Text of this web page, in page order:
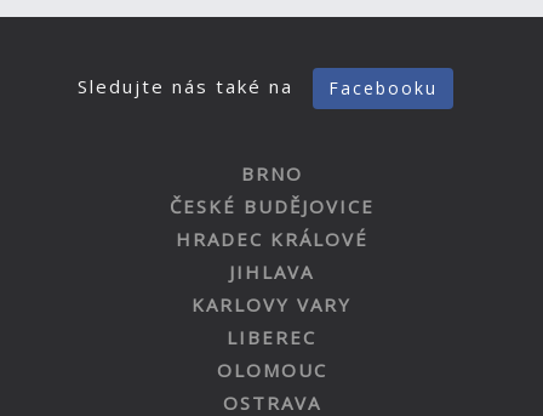
Sledujte nás také na Facebooku
BRNO
ČESKÉ BUDĚJOVICE
HRADEC KRÁLOVÉ
JIHLAVA
KARLOVY VARY
LIBEREC
OLOMOUC
OSTRAVA